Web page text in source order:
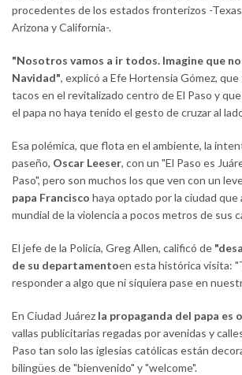
procedentes de los estados fronterizos -
Arizona y California-.
"Nosotros vamos a ir todos. Imagine que
Navidad", explicó a Efe Hortensia Gómez,
tacos en el revitalizado centro de El Paso y
el papa no haya tenido el gesto de cruzar al
Esa polémica, que flota en el ambiente, la
paseño, Oscar Leeser, con un "El Paso es
Paso", pero son muchos los que ven con un
papa Francisco haya optado por la ciudad
mundial de la violencia a pocos metros de sus
El jefe de la Policía, Greg Allen, calificó de
de su departamentoen esta histórica visita:
responder a algo que ni siquiera pase en
En Ciudad Juárez la propaganda del papa es
vallas publicitarias regadas por avenidas y
Paso tan solo las iglesias católicas están
bilingües de "bienvenido" y "welcome".